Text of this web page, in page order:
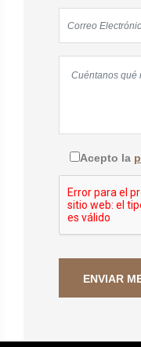
Acepto la